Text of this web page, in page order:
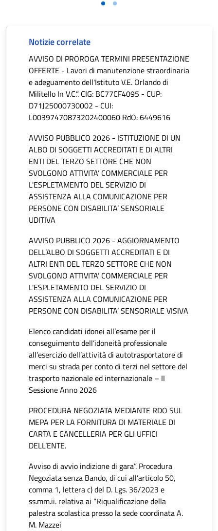
Notizie correlate
AVVISO DI PROROGA TERMINI PRESENTAZIONE
OFFERTE - Lavori di manutenzione straordinaria
e adeguamento dell'Istituto V.E. Orlando di
Militello In V.C.”. CIG: BC77CF4095 - CUP:
D71J25000730002 - CUI:
L00397470873202400060 RdO: 6449616
AVVISO PUBBLICO 2026 - ISTITUZIONE DI UN
ALBO DI SOGGETTI ACCREDITATI E DI ALTRI
ENTI DEL TERZO SETTORE CHE NON
SVOLGONO ATTIVITA’ COMMERCIALE PER
L'ESPLETAMENTO DEL SERVIZIO DI
ASSISTENZA ALLA COMUNICAZIONE PER
PERSONE CON DISABILITA’ SENSORIALE
UDITIVA
AVVISO PUBBLICO 2026 - AGGIORNAMENTO
DELL’ALBO DI SOGGETTI ACCREDITATI E DI
ALTRI ENTI DEL TERZO SETTORE CHE NON
SVOLGONO ATTIVITA’ COMMERCIALE PER
L'ESPLETAMENTO DEL SERVIZIO DI
ASSISTENZA ALLA COMUNICAZIONE PER
PERSONE CON DISABILITA’ SENSORIALE VISIVA
Elenco candidati idonei all’esame per il
conseguimento dell’idoneità professionale
all’esercizio dell’attività di autotrasportatore di
merci su strada per conto di terzi nel settore del
trasporto nazionale ed internazionale – II
Sessione Anno 2026
PROCEDURA NEGOZIATA MEDIANTE RDO SUL
MEPA PER LA FORNITURA DI MATERIALE DI
CARTA E CANCELLERIA PER GLI UFFICI
DELL’ENTE.
Avviso di avvio indizione di gara”. Procedura
Negoziata senza Bando, di cui all’articolo 50,
comma 1, lettera c) del D. Lgs. 36/2023 e
ss.mm.ii. relativa ai “Riqualificazione della
palestra scolastica presso la sede coordinata A.
M. Mazzei